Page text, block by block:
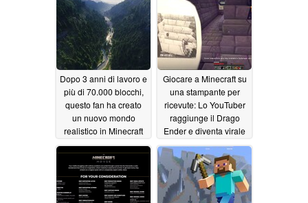
02/01/2026
Dopo 3 anni di lavoro e
più di 70.000 blocchi,
questo fan ha creato
un nuovo mondo
realistico in Minecraft
12/15/2025
Giocare a Minecraft su
una stampante per
ricevute: Lo YouTuber
raggiunge il Drago
Ender e diventa virale
11/30/2025